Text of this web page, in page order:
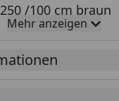
/100 cm braun
Typ 250 /200 cm in
Lösung für Ihr
und schützt Ihre
Mehr anzeigen